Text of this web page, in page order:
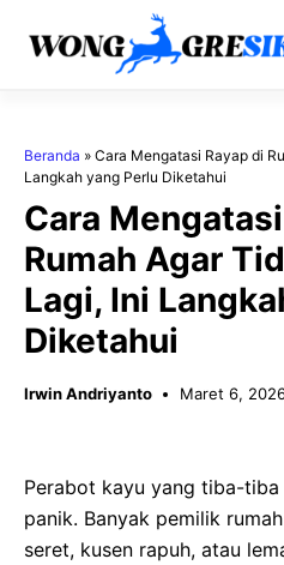
Beranda » Cara Mengatasi Rayap di
Langkah yang Perlu Diketahui
Cara
Rumah Agar
Lagi, Ini
Diketahui
Irwin Andriyanto Maret 6,
Perabot kayu yang tiba-
panik. Banyak pemilik
seret, kusen rapuh, atau